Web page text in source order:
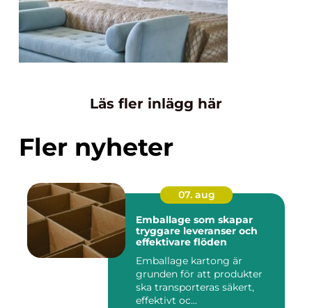
Läs fler inlägg här
Fler nyheter
07. aug
Emballage som skapar
tryggare leveranser och
effektivare flöden
Emballage kartong är
grunden för att produkter
ska transporteras säkert,
effektivt oc...